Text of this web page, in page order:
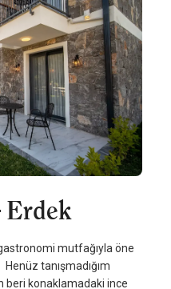
Erdek
mutfağıyla öne
tanışmadığım
beri konaklamadaki ince